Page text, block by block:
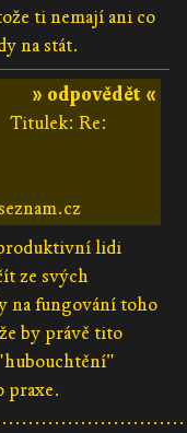
ti nemají ani co
na stát.
» odpovědět «
Titulek: Re:
lidi
ze svých
na fungování toho
by právě tito
praxe.